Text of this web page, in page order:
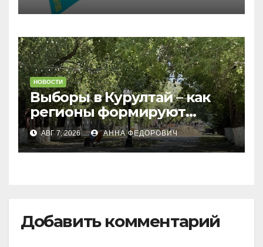
НОВОСТИ
Выборы в Курултай – как
регионы формируют
политическую повестку
АВГ 7, 2026 АННА ФЕДОРОВИЧ
Добавить комментарий